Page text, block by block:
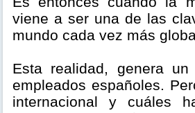
viene a ser una de las
mundo cada vez más
Esta realidad, genera
empleados españoles.
internacional y cuáles